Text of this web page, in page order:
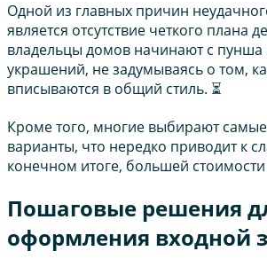
Одной из главных причин
является отсутствие четкого плана
владельцы домов начинают с пунша
украшений, не задумываясь о том,
вписываются в общий стиль. ⏳
Кроме того, многие выбирают
варианты, что нередко приводит к
конечном итоге, большей
Пошаговые решения
оформления входной